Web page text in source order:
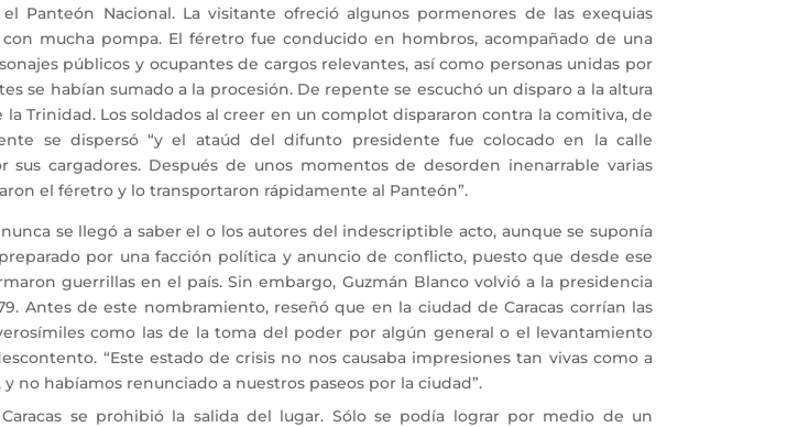
el Panteón Nacional. La visitante ofreció algunos pormenores de las exequias
con mucha pompa. El féretro fue conducido en hombros, acompañado de una
públicos y ocupantes de cargos relevantes, así como personas unidas por
se habían sumado a la procesión. De repente se escuchó un disparo a la altura
la Trinidad. Los soldados al creer en un complot dispararon contra la comitiva, de
se dispersó “y el ataúd del difunto presidente fue colocado en la calle
sus cargadores. Después de unos momentos de desorden inenarrable varias
el féretro y lo transportaron rápidamente al Panteón”.
se llegó a saber el o los autores del indescriptible acto, aunque se suponía
por una facción política y anuncio de conflicto, puesto que desde ese
guerrillas en el país. Sin embargo, Guzmán Blanco volvió a la presidencia
Antes de este nombramiento, reseñó que en la ciudad de Caracas corrían las
como las de la toma del poder por algún general o el levantamiento
“Este estado de crisis no nos causaba impresiones tan vivas como a
y no habíamos renunciado a nuestros paseos por la ciudad”.
se prohibió la salida del lugar. Sólo se podía lograr por medio de un